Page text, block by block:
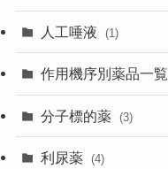
人工唾液 (1)
作用機序別薬品一覧
分子標的薬 (3)
利尿薬 (4)